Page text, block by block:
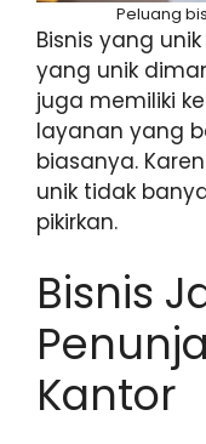
Peluang
Bisnis yang
yang unik
juga memiliki
layanan yang
biasanya.
unik tidak
pikirkan.
Bisnis
Kantor